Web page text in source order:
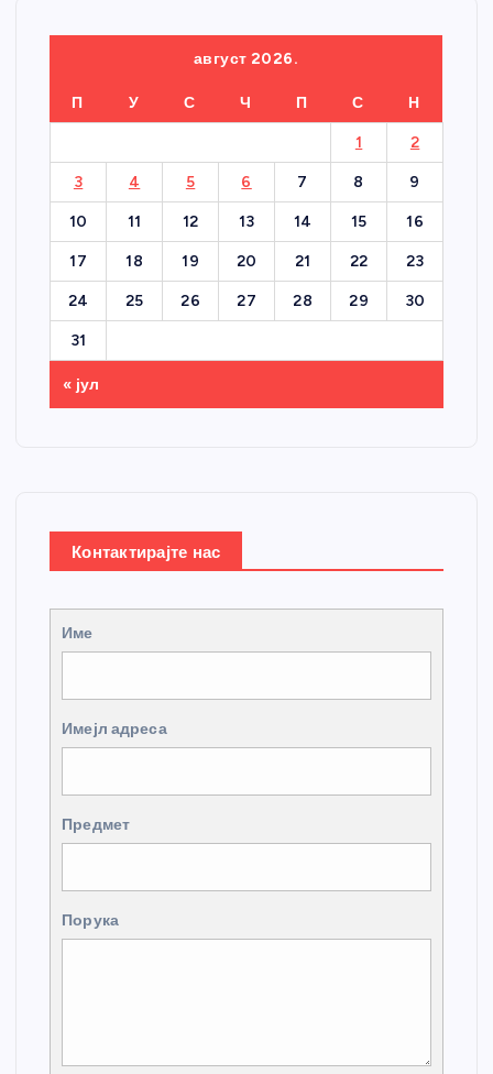
август 2026.
П У С Ч П С Н
1 2
3 4 5 6 7 8 9
10 11 12 13 14 15 16
17 18 19 20 21 22 23
24 25 26 27 28 29 30
31
« јул
Контактирајте нас
Име
Имејл адреса
Предмет
Порука